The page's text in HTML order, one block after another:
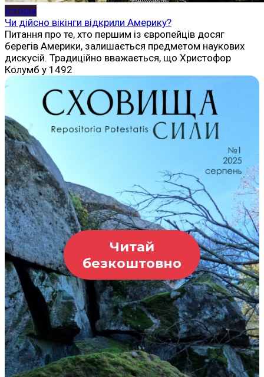
Історія
Чи дійсно вікінги відкрили Америку?
Питання про те, хто першим із європейців досяг
берегів Америки, залишається предметом наукових
дискусій. Традиційно вважається, що Христофор
Колумб у 1492
Читай
безкоштовно